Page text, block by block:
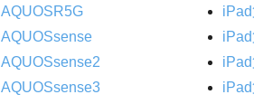
AQUOSR5G
AQUOSsense
AQUOSsense2
AQUOSsense3